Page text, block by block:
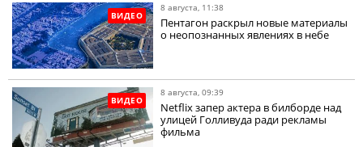
ВИДЕО
8 августа, 11:38
Пентагон раскрыл новые материалы
о неопознанных явлениях в небе
ВИДЕО
8 августа, 09:39
Netflix запер актера в билборде над
улицей Голливуда ради рекламы
фильма